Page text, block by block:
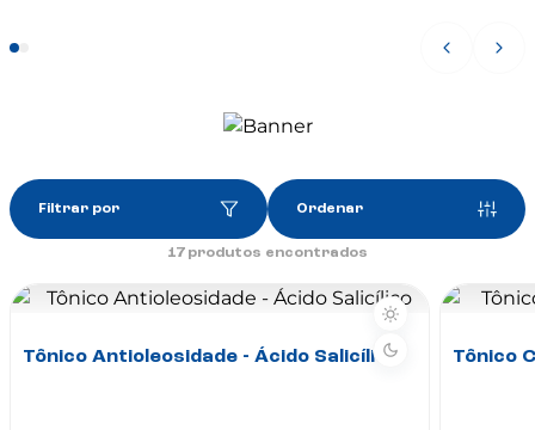
Filtrar por Ordenar
17 produtos encontrados
Tônico Antioleosidade - Ácido Salicílico Tônico